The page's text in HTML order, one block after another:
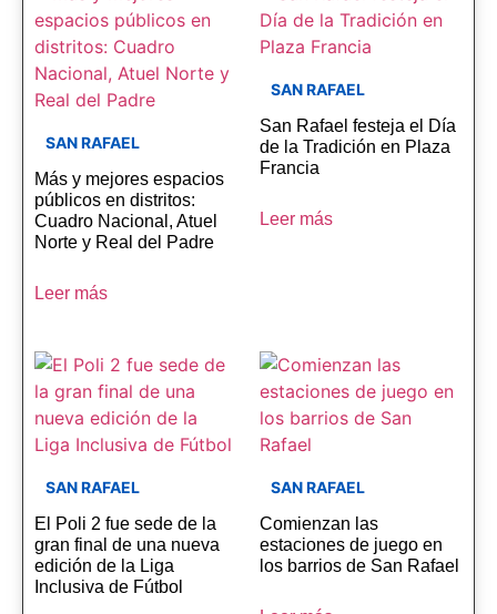
SAN RAFAEL
Más y mejores espacios
públicos en distritos:
Cuadro Nacional, Atuel
Norte y Real del Padre
Leer más
SAN RAFAEL
San Rafael festeja el Día
de la Tradición en Plaza
Francia
Leer más
SAN RAFAEL
El Poli 2 fue sede de la
gran final de una nueva
edición de la Liga
Inclusiva de Fútbol
SAN RAFAEL
Comienzan las
estaciones de juego en
los barrios de San Rafael